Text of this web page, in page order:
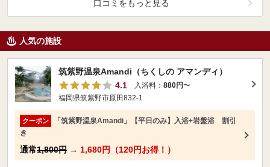
口コミをもっと見る
人気の施設
筑紫野温泉Amandi（ちくしの アマンディ）
4.1
入浴料： 880円〜
福岡県筑紫野市原田832-1
クーポン
「筑紫野温泉Amandi」【平日のみ】入浴+岩盤浴 割引
き
通常1,800円 → 1,680円（120円お得！）